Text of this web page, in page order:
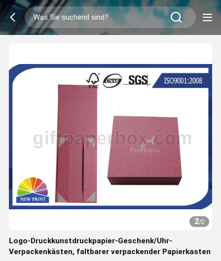
2/2
Logo-Druckkunstdruckpapier-Geschenk/Uhr-
Verpackenkästen, faltbarer verpackender Papierkasten